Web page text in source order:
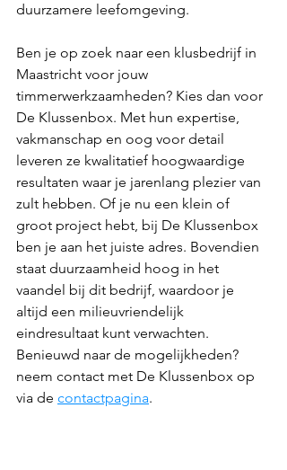
duurzamere leefomgeving.
Ben je op zoek naar een klusbedrijf in
Maastricht voor jouw
timmerwerkzaamheden? Kies dan voor
De Klussenbox. Met hun expertise,
vakmanschap en oog voor detail
leveren ze kwalitatief hoogwaardige
resultaten waar je jarenlang plezier van
zult hebben. Of je nu een klein of
groot project hebt, bij De Klussenbox
ben je aan het juiste adres. Bovendien
staat duurzaamheid hoog in het
vaandel bij dit bedrijf, waardoor je
altijd een milieuvriendelijk
eindresultaat kunt verwachten.
Benieuwd naar de mogelijkheden?
neem contact met De Klussenbox op
via de contactpagina.